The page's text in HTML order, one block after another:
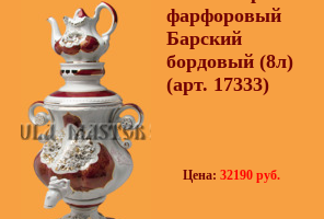
фарфоровый
Барский
бордовый (8л)
(арт. 17333)
Цена: 32190 руб.